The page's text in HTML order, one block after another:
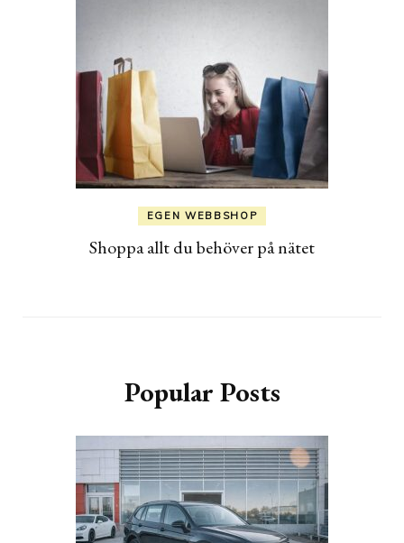
EGEN WEBBSHOP
Shoppa allt du behöver på nätet
Popular Posts